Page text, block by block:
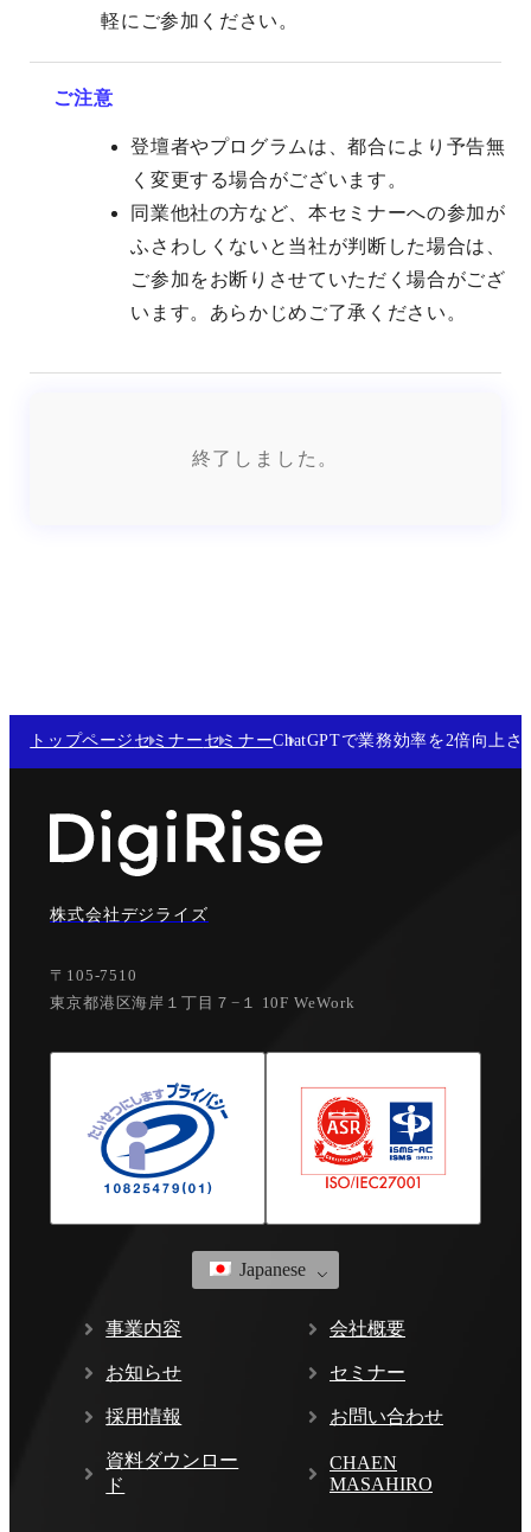
軽にご参加ください。
ご注意
登壇者やプログラムは、都合により予告無
く変更する場合がございます。
同業他社の方など、本セミナーへの参加が
ふさわしくないと当社が判断した場合は、
ご参加をお断りさせていただく場合がござ
います。あらかじめご了承ください。
終了しました。
トップページセミナーセミナーChatGPTで業務効率を2倍向上
株式会社デジライズ
〒105-7510
東京都港区海岸１丁目７−１ 10F WeWork
Japanese
事業内容 会社概要
お知らせ セミナー
採用情報 お問い合わせ
資料ダウンロー
ド
CHAEN
MASAHIRO